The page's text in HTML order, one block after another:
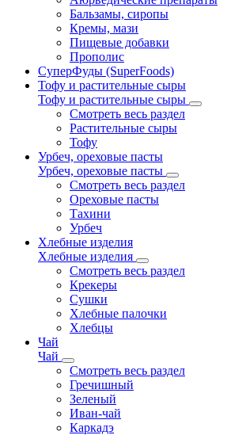
Бальзамы, сиропы
Кремы, мази
Пищевые добавки
Прополис
СуперФуды (SuperFoods)
Тофу и растительные сыры
Тофу и растительные сыры
Смотреть весь раздел
Растительные сыры
Тофу
Урбеч, ореховые пасты
Урбеч, ореховые пасты
Смотреть весь раздел
Ореховые пасты
Тахини
Урбеч
Хлебные изделия
Хлебные изделия
Смотреть весь раздел
Крекеры
Сушки
Хлебные палочки
Хлебцы
Чай
Чай
Смотреть весь раздел
Гречишный
Зеленый
Иван-чай
Каркадэ